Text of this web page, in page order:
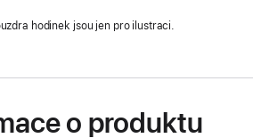
hodinek jsou jen pro ilustraci.
o produktu